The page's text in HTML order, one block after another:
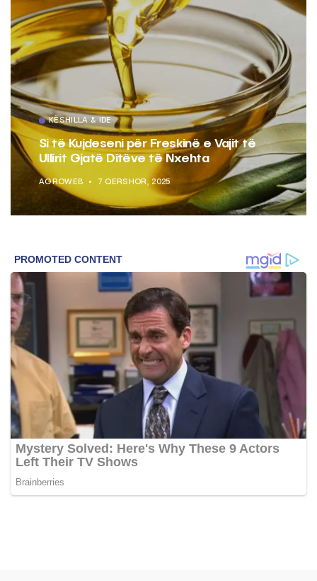
KËSHILLA & IDE
Si të Kujdeseni për Freskinë e Vajit të
Ullirit Gjatë Ditëve të Nxehta
AGROWEB 7 QERSHOR, 2025